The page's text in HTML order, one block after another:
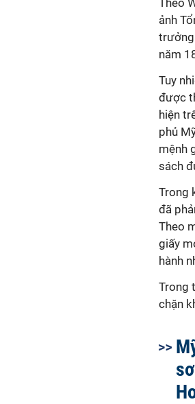
Theo
ảnh
trưởng
năm
Tuy
được
hiện
phủ
mệnh
sách
Trong
đã
Theo
giấy
hành
Trong
chặn